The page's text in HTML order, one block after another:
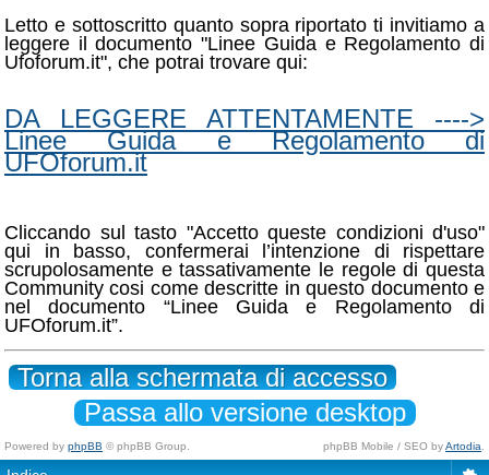
Letto e sottoscritto quanto sopra riportato ti invitiamo a
leggere il documento "Linee Guida e Regolamento di
Ufoforum.it", che potrai trovare qui:
DA LEGGERE ATTENTAMENTE ---->
Linee Guida e Regolamento di
UFOforum.it
Cliccando sul tasto "Accetto queste condizioni d'uso"
qui in basso, confermerai l’intenzione di rispettare
scrupolosamente e tassativamente le regole di questa
Community cosi come descritte in questo documento e
nel documento “Linee Guida e Regolamento di
UFOforum.it”.
Torna alla schermata di accesso
Passa allo versione desktop
Powered by phpBB © phpBB Group. phpBB Mobile / SEO byArtodia